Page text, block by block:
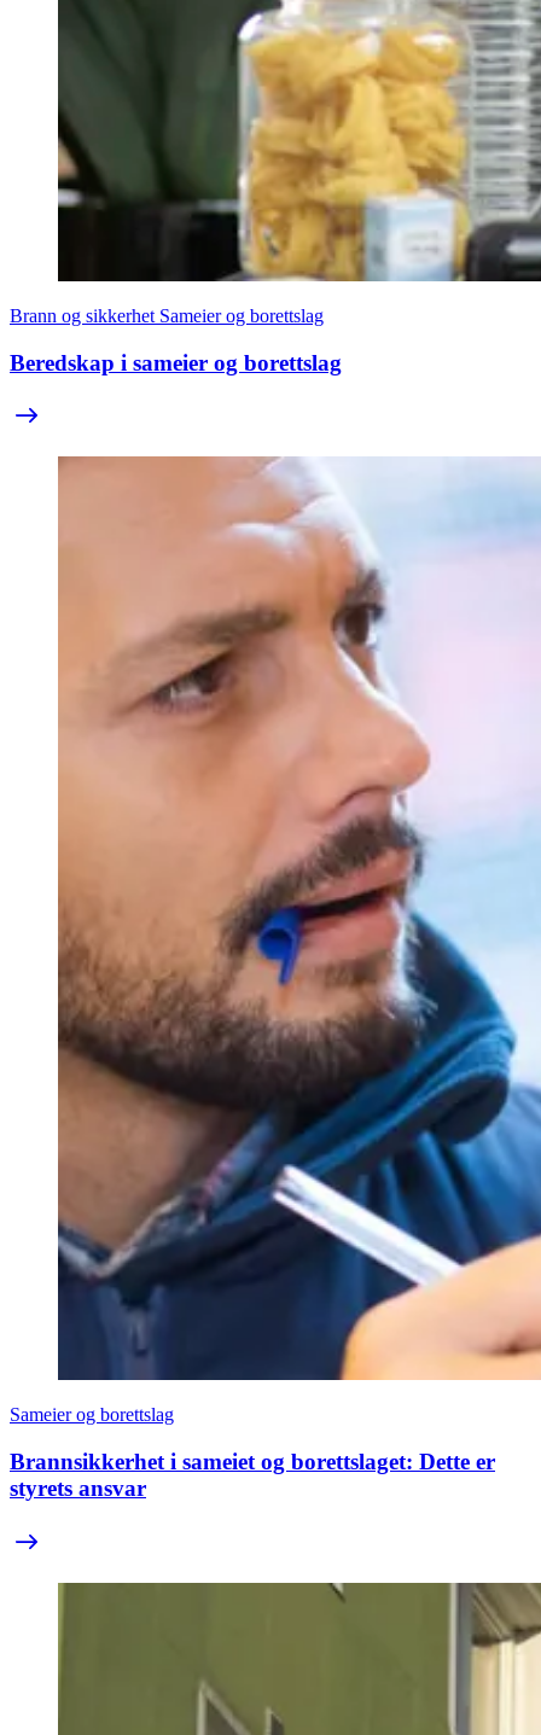
Brann og sikkerhet Sameier og borettslag
Beredskap i sameier og borettslag
Sameier og borettslag
Brannsikkerhet i sameiet og borettslaget: Dette er
styrets ansvar